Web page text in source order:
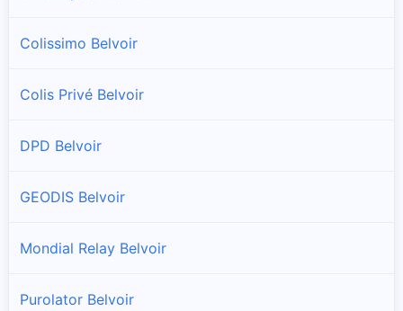
Colissimo Belvoir
Colis Privé Belvoir
DPD Belvoir
GEODIS Belvoir
Mondial Relay Belvoir
Purolator Belvoir